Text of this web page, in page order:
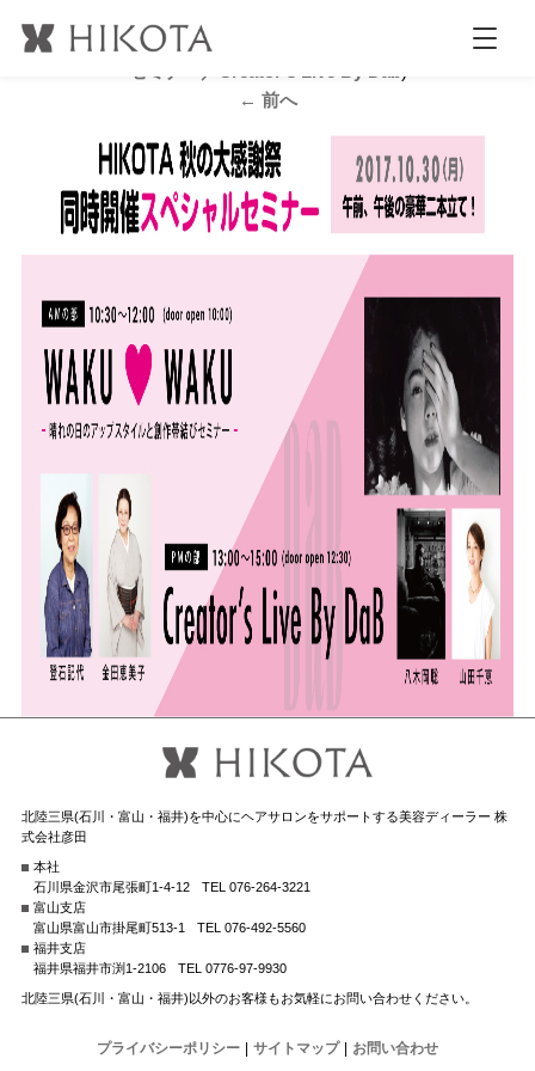
公開日時:
2017.10.241200 × 630
WAKU♥WAKU創作帯結び
← 前へ
北陸三県(石川・富山・福井)を中心にヘアサロンをサポートする美容ディーラー 株
式会社彦田
本社
石川県金沢市尾張町1-4-12
TEL 076-264-3221
富山支店
富山県富山市掛尾町513-1
TEL 076-492-5560
福井支店
福井県福井市渕1-2106
TEL 0776-97-9930
北陸三県(石川・富山・福井)以外のお客様もお気軽にお問い合わせください。
プライバシーポリシー サイトマップ お問い合わせ